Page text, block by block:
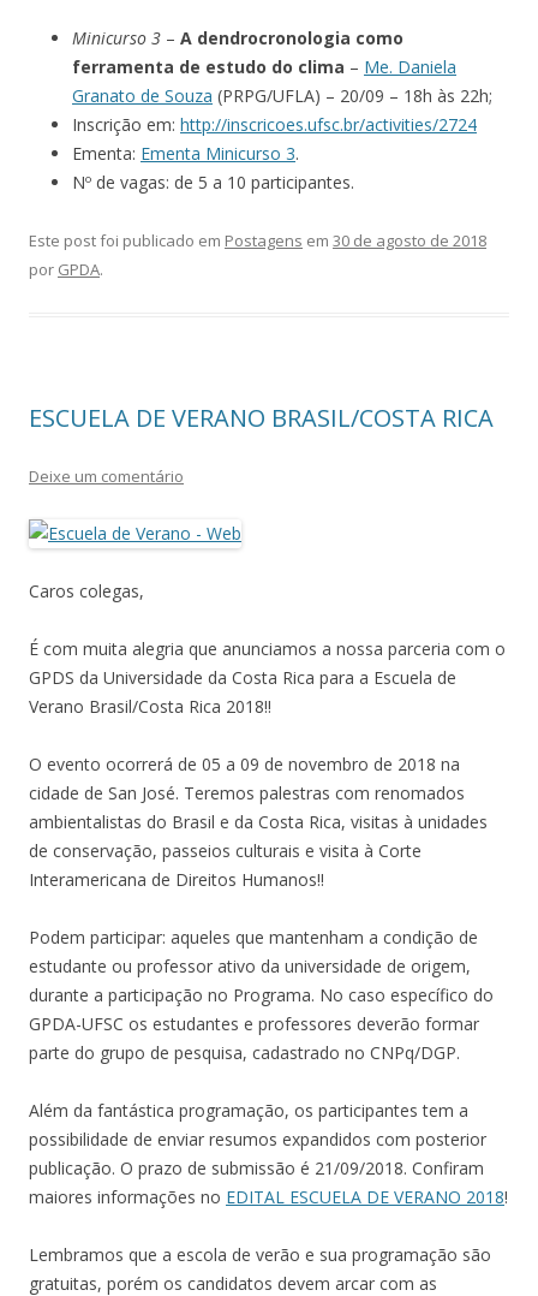
Minicurso 3 – A dendrocronologia como
ferramenta de estudo do clima – Me. Daniela
Granato de Souza (PRPG/UFLA) – 20/09 – 18h às 22h;
Inscrição em: http://inscricoes.ufsc.br/activities/2724
Ementa: Ementa Minicurso 3.
Nº de vagas: de 5 a 10 participantes.
Este post foi publicado em Postagens em 30 de agosto de 2018
por GPDA.
ESCUELA DE VERANO BRASIL/COSTA RICA
Deixe um comentário
Caros colegas,
É com muita alegria que anunciamos a nossa parceria com o
GPDS da Universidade da Costa Rica para a Escuela de
Verano Brasil/Costa Rica 2018!!
O evento ocorrerá de 05 a 09 de novembro de 2018 na
cidade de San José. Teremos palestras com renomados
ambientalistas do Brasil e da Costa Rica, visitas à unidades
de conservação, passeios culturais e visita à Corte
Interamericana de Direitos Humanos!!
Podem participar: aqueles que mantenham a condição de
estudante ou professor ativo da universidade de origem,
durante a participação no Programa. No caso específico do
GPDA-UFSC os estudantes e professores deverão formar
parte do grupo de pesquisa, cadastrado no CNPq/DGP.
Além da fantástica programação, os participantes tem a
possibilidade de enviar resumos expandidos com posterior
publicação. O prazo de submissão é 21/09/2018. Confiram
maiores informações no EDITAL ESCUELA DE VERANO 2018!
Lembramos que a escola de verão e sua programação são
gratuitas, porém os candidatos devem arcar com as